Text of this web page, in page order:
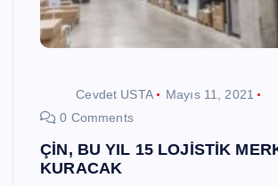
Cevdet USTA
Mayıs 11, 2021
0 Comments
ÇİN, BU YIL 15 LOJİSTİK
KURACAK